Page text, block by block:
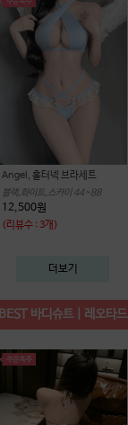
Angel, 홀터넥 브라세트
블랙,화이트,스카이 44~88
12,500원
(리뷰수 : 3개)
더보기
BEST 바디슈트 | 레오타드